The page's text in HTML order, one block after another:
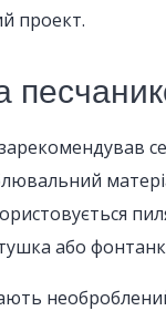
проект.
або